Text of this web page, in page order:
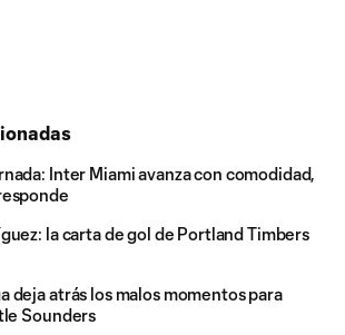
Inter Miami avanza con comodidad,
la carta de gol de Portland Timbers
deja atrás los malos momentos para
Sounders